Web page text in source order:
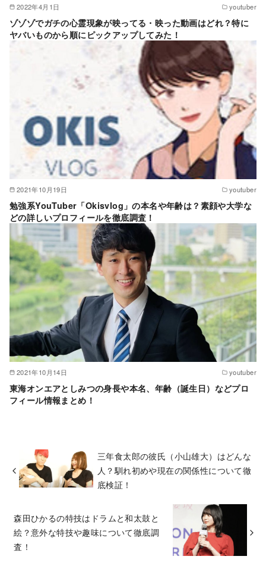
2022年4月1日 youtuber
ゾゾゾでガチの心霊現象が映ってる・映った動画はどれ？特に
ヤバいものから順にピックアップしてみた！
2021年10月19日 youtuber
勉強系YouTuber「Okisvlog」の本名や年齢は？素顔や大学な
どの詳しいプロフィールを徹底調査！
2021年10月14日 youtuber
東海オンエアとしみつの身長や本名、年齢（誕生日）などプロ
フィール情報まとめ！
三年食太郎の彼氏（小山雄大）はどんな
人？馴れ初めや現在の関係性について徹
底検証！
森田ひかるの特技はドラムと和太鼓と
絵？意外な特技や趣味について徹底調
査！